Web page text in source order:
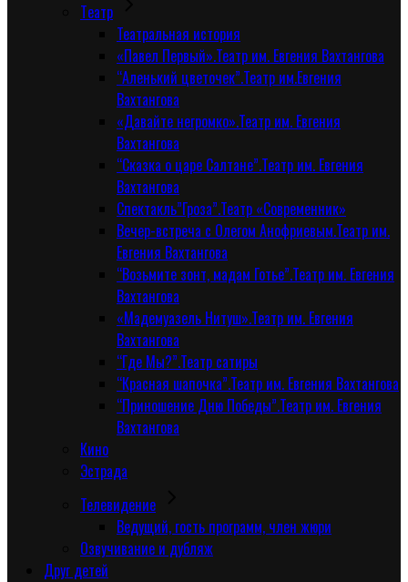
Tеатр
Театральная история
«Павел Первый».Театр им. Евгения Вахтангова
“Аленький цветочек”.Театр им.Евгения
Вахтангова
«Давайте негромко».Театр им. Евгения
Вахтангова
“Сказка о царе Салтане”.Театр им. Евгения
Вахтангова
Спектакль”Гроза”.Театр «Современник»
Вечер-встреча с Олегом Анофриевым.Театр им.
Евгения Вахтангова
“Возьмите зонт, мадам Готье”.Театр им. Евгения
Вахтангова
«Мадемуазель Нитуш».Театр им. Евгения
Вахтангова
“Где Мы?”.Театр сатиры
“Красная шапочка”.Театр им. Евгения Вахтангова
“Приношение Дню Победы”.Театр им. Евгения
Вахтангова
Кино
Эстрада
Телевидение
Ведущий, гость программ, член жюри
Озвучивание и дубляж
Друг детей